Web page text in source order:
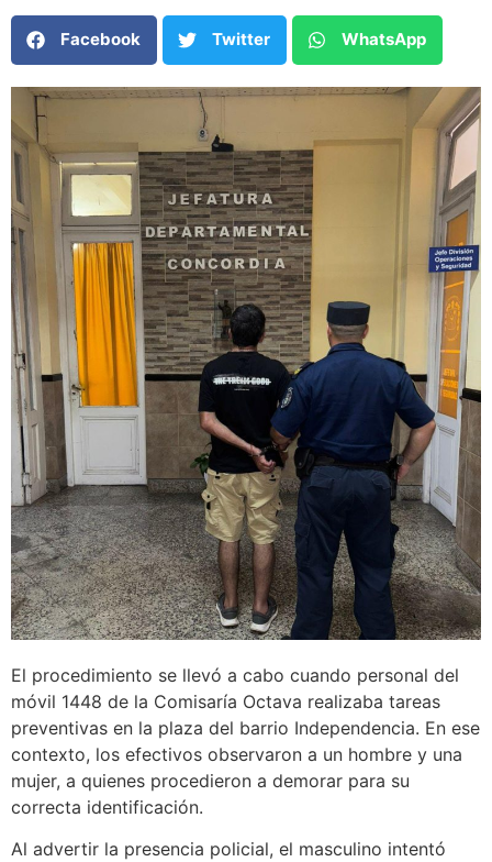
Facebook Twitter WhatsApp
El procedimiento se llevó a cabo cuando personal del
móvil 1448 de la Comisaría Octava realizaba tareas
preventivas en la plaza del barrio Independencia. En ese
contexto, los efectivos observaron a un hombre y una
mujer, a quienes procedieron a demorar para su
correcta identificación.
Al advertir la presencia policial, el masculino intentó